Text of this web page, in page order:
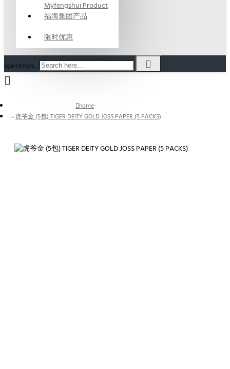
Myfengshui Product
福海集团产品
限时优惠
Search here...
home
虎爷金 (5包) TIGER DEITY GOLD JOSS PAPER (5 PACKS)